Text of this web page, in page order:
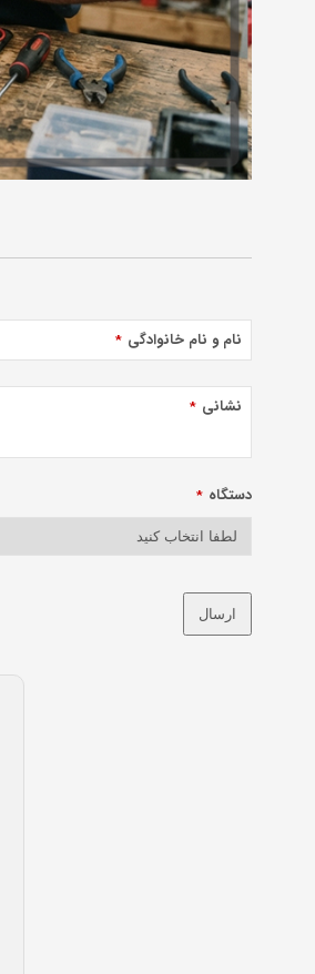
نام و نام خانوادگی *
نشانی *
دستگاه *
ارسال